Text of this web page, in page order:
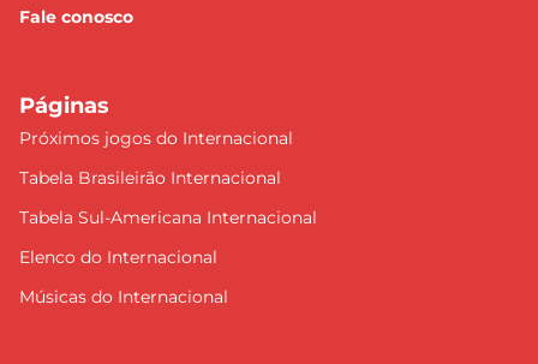
Fale conosco
Páginas
Próximos jogos do Internacional
Tabela Brasileirão Internacional
Tabela Sul-Americana Internacional
Elenco do Internacional
Músicas do Internacional